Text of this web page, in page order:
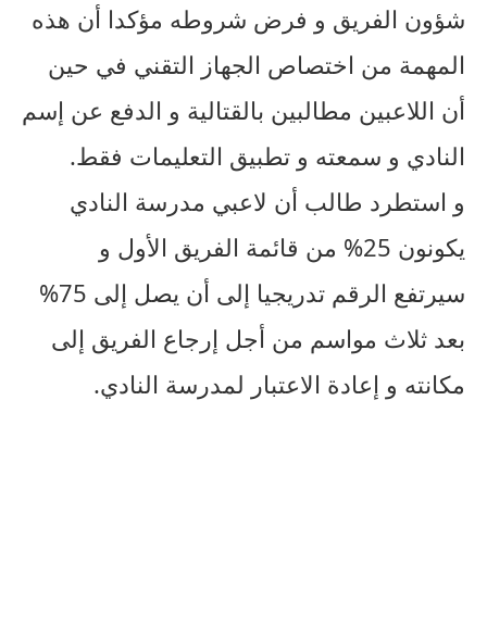
شؤون الفريق و فرض شروطه مؤكدا أن هذه
المهمة من اختصاص الجهاز التقني في حين
أن اللاعبين مطالبين بالقتالية و الدفع عن إسم
النادي و سمعته و تطبيق التعليمات فقط.
و استطرد طالب أن لاعبي مدرسة النادي
يكونون 25% من قائمة الفريق الأول و
سيرتفع الرقم تدريجيا إلى أن يصل إلى 75%
بعد ثلاث مواسم من أجل إرجاع الفريق إلى
مكانته و إعادة الاعتبار لمدرسة النادي.